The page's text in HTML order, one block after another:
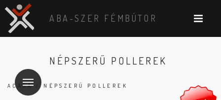
ABA-SZER FÉMBÚTOR
NÉPSZERŰ POLLEREK
ACASĂ/ NÉPSZERŰ POLLEREK